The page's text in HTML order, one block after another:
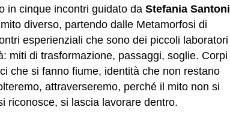
in cinque incontri guidato da Stefania Santoni
diverso, partendo dalle Metamorfosi di
esperienziali che sono dei piccoli laboratori
miti di trasformazione, passaggi, soglie. Corpi
che si fanno fiume, identità che non restano
attraverseremo, perché il mito non si
riconosce, si lascia lavorare dentro.